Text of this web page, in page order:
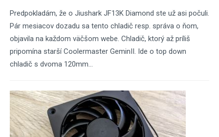
Predpokladám, že o Jiushark JF13K Diamond ste už asi počuli.
Pár mesiacov dozadu sa tento chladič resp. správa o ňom,
objavila na každom väčšom webe. Chladič, ktorý až príliš
pripomína starší Coolermaster GeminII. Ide o top down
chladič s dvoma 120mm...